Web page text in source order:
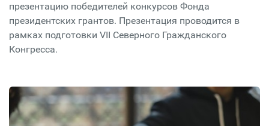
презентацию победителей конкурсов Фонда
президентских грантов. Презентация проводится в
рамках подготовки VII Северного Гражданского
Конгресса.